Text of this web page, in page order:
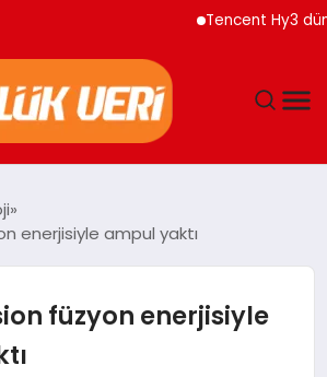
Tencent Hy3 dünya
enerjisiyle ampul yaktı
füzyon enerjisiyle